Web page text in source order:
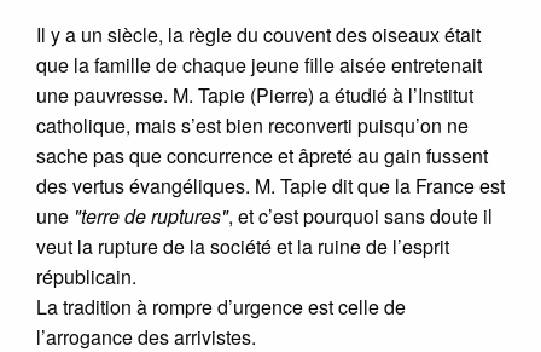
Il y a un siècle, la règle du couvent des oiseaux était
que la famille de chaque jeune fille aisée entretenait
une pauvresse. M. Tapie (Pierre) a étudié à l’Institut
catholique, mais s’est bien reconverti puisqu’on ne
sache pas que concurrence et âpreté au gain fussent
des vertus évangéliques. M. Tapie dit que la France est
une "terre de ruptures", et c’est pourquoi sans doute il
veut la rupture de la société et la ruine de l’esprit
républicain.
La tradition à rompre d’urgence est celle de
l’arrogance des arrivistes.